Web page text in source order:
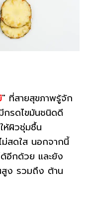
" ที่สายสุขภาพรู้จัก
กรดไขมันชนิดดี
ห้ผิวชุ่มชื้น
สดใส นอกจากนี้
อีกด้วย และยัง
ง รวมถึง ต้าน